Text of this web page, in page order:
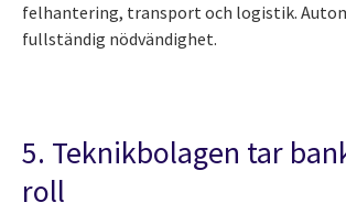
felhantering, transport och logistik.
fullständig nödvändighet.
5. Teknikbolagen tar
roll